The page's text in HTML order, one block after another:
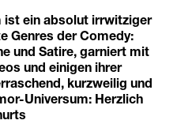
ist ein absolut irrwitziger
Genres der Comedy:
und Satire, garniert mit
und einigen ihrer
kurzweilig und
Universum: Herzlich